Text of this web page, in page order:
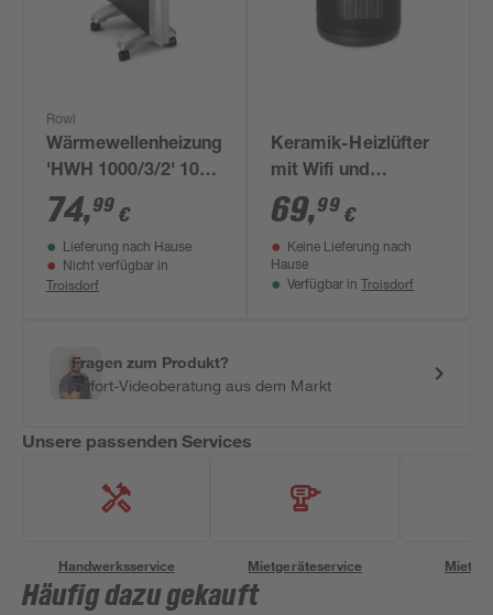
Rowi
Wärmewellenheizung
'HWH 1000/3/2' 1000
W
74,99 €
Lieferung nach Hause
Nicht verfügbar in
Troisdorf
Keramik-Heizlüfter
mit Wifi und
Fernbedienung 2000
W
69,99 €
Keine Lieferung nach
Hause
Verfügbar in Troisdorf
Fragen zum Produkt?
Sofort-Videoberatung aus dem Markt
Unsere passenden Services
Handwerksservice Mietgeräteservice
Häufig dazu gekauft